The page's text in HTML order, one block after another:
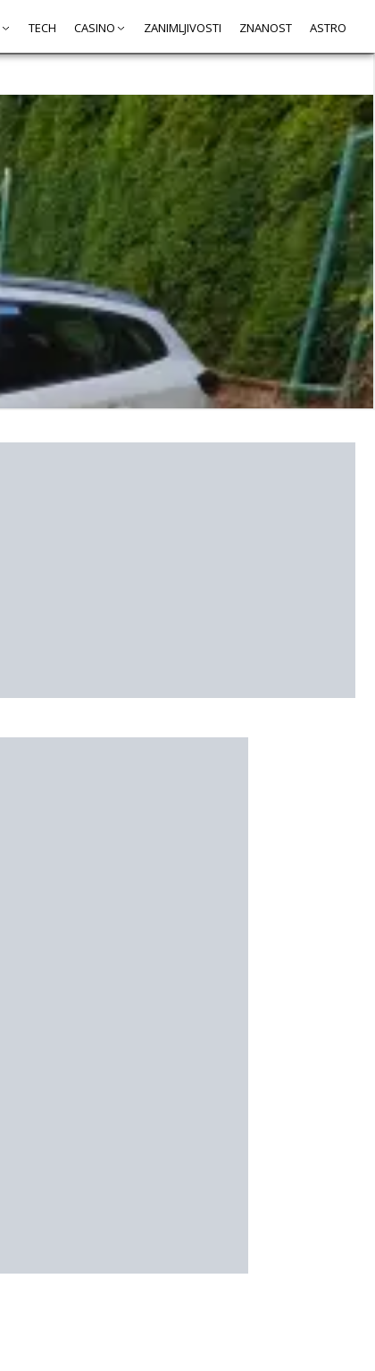
TECH CASINO ZANIMLJIVOSTI ZNANOST ASTRO